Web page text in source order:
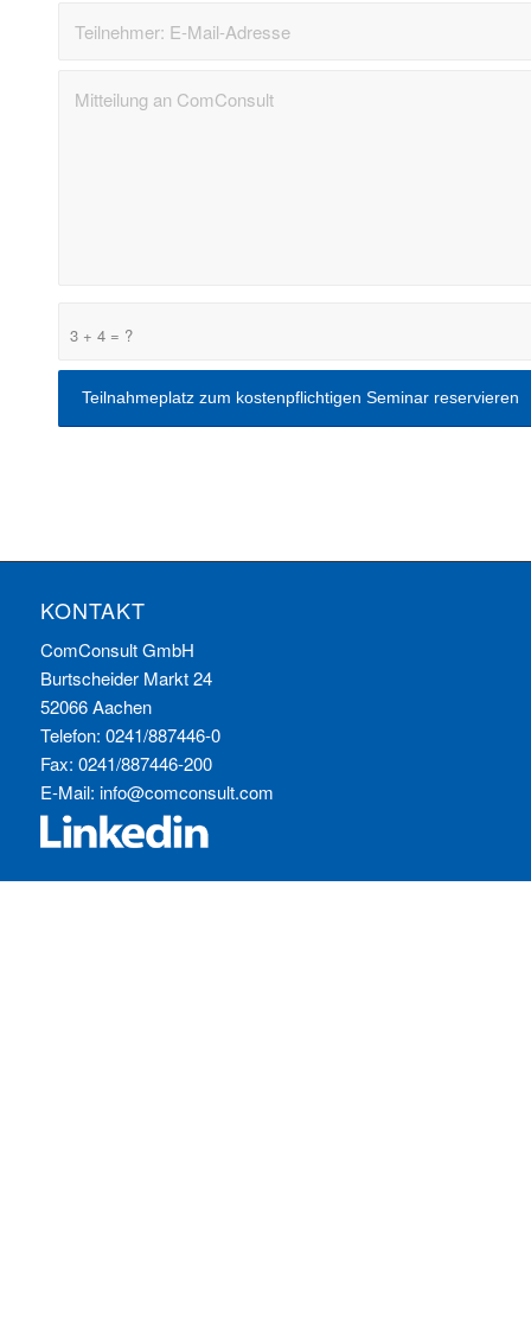
3 + 4 = ?
KONTAKT
ComConsult GmbH
Burtscheider Markt 24
52066 Aachen
Telefon: 0241/887446-0
Fax: 0241/887446-200
E-Mail: info@comconsult.com